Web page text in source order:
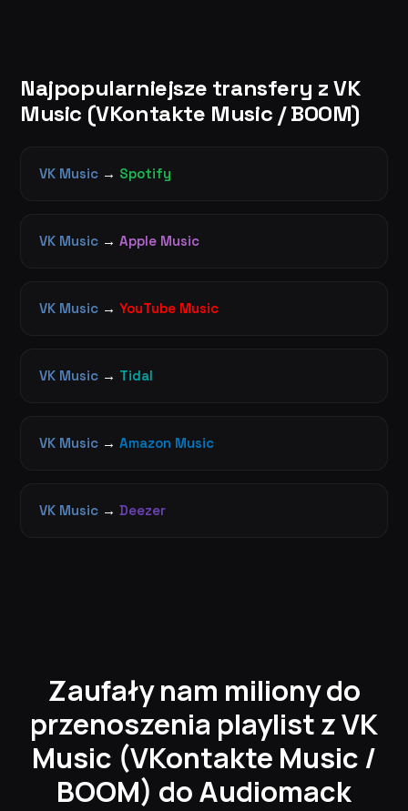
Najpopularniejsze transfery z VK
Music (VKontakte Music / BOOM)
VK Music → Spotify
VK Music → Apple Music
VK Music → YouTube Music
VK Music → Tidal
VK Music → Amazon Music
VK Music → Deezer
Zaufały nam miliony do
przenoszenia playlist z VK
Music (VKontakte Music /
BOOM) do Audiomack